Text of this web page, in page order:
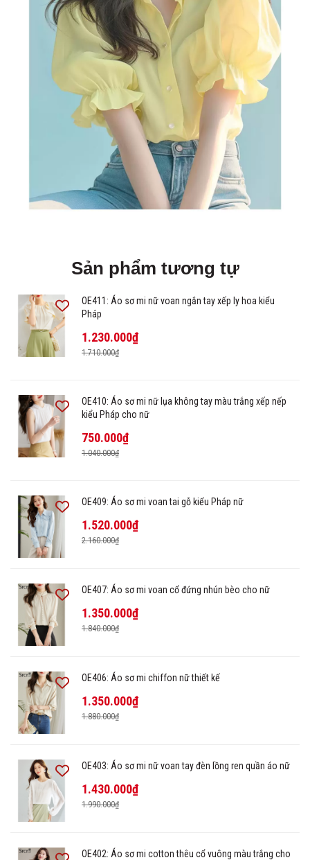
Sản phẩm tương tự
OE411: Áo sơ mi nữ voan ngắn tay xếp ly hoa kiểu
Pháp
1.230.000₫
1.710.000₫
OE410: Áo sơ mi nữ lụa không tay màu trắng xếp nếp
kiểu Pháp cho nữ
750.000₫
1.040.000₫
OE409: Áo sơ mi voan tai gỗ kiểu Pháp nữ
1.520.000₫
2.160.000₫
OE407: Áo sơ mi voan cổ đứng nhún bèo cho nữ
1.350.000₫
1.840.000₫
OE406: Áo sơ mi chiffon nữ thiết kế
1.350.000₫
1.880.000₫
OE403: Áo sơ mi nữ voan tay đèn lồng ren quần áo nữ
1.430.000₫
1.990.000₫
OE402: Áo sơ mi cotton thêu cổ vuông màu trắng cho